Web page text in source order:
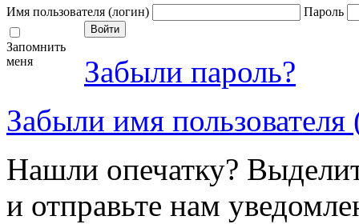
Имя пользователя (логин) Пароль
Запомнить
меня
Забыли пароль?
Забыли имя пользователя
Нашли опечатку?
и отправьте нам